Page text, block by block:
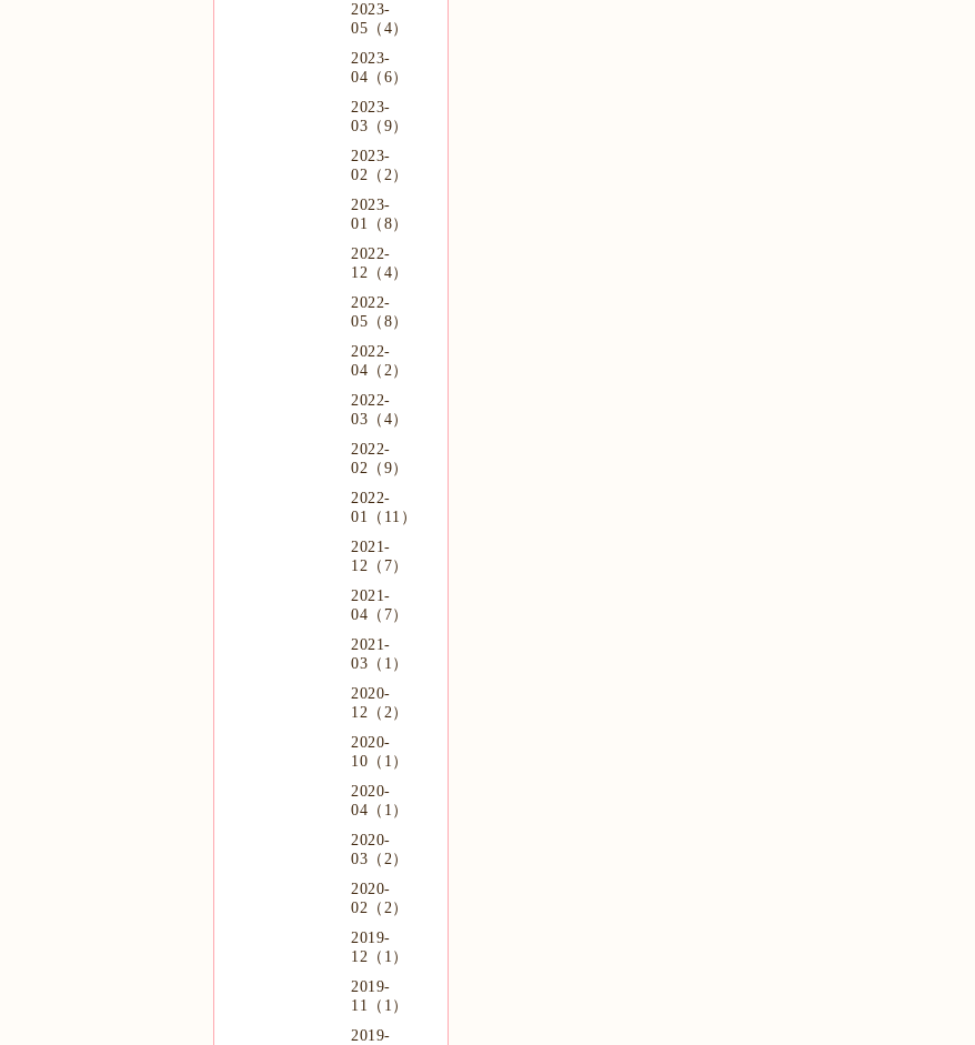
2023-
05（4）
2023-
04（6）
2023-
03（9）
2023-
02（2）
2023-
01（8）
2022-
12（4）
2022-
05（8）
2022-
04（2）
2022-
03（4）
2022-
02（9）
2022-
01（11）
2021-
12（7）
2021-
04（7）
2021-
03（1）
2020-
12（2）
2020-
10（1）
2020-
04（1）
2020-
03（2）
2020-
02（2）
2019-
12（1）
2019-
11（1）
2019-